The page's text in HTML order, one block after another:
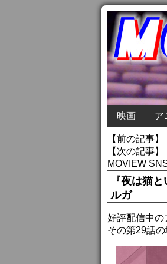
映画 ア
【前の記事
【次の記事
MOVIEW SNS
『夜は猫
ルガ
好評配信中の
その第29話の